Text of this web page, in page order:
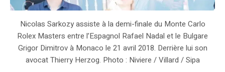
Nicolas Sarkozy assiste à la demi-finale du Monte Carlo
Rolex Masters entre l’Espagnol Rafael Nadal et le Bulgare
Grigor Dimitrov à Monaco le 21 avril 2018. Derrière lui son
avocat Thierry Herzog. Photo : Niviere / Villard / Sipa